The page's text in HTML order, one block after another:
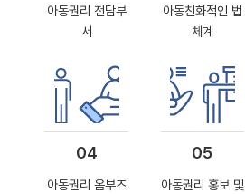
아동권리 전담부
서
아동친화적인 법
체계
04
아동권리 옴부즈
05
아동권리 홍보 및